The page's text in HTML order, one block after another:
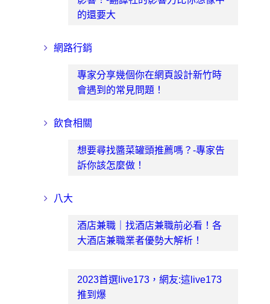
的還要大
網路行銷
專家分享幾個你在網頁設計新竹時
會遇到的常見問題！
飲食相關
想要尋找醬菜罐頭推薦嗎？-專家告
訴你該怎麼做！
八大
酒店兼職｜找酒店兼職前必看！各
大酒店兼職業者優勢大解析！
2023首選live173，網友:這live173
推到爆